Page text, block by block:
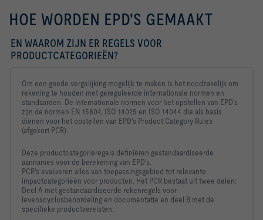
HOE WORDEN EPD'S GEMAAKT
EN WAAROM ZIJN ER REGELS VOOR
PRODUCTCATEGORIEËN?
Om een goede vergelijking mogelijk te maken is het noodzakelijk om
rekening te houden met gereguleerde internationale normen en
standaarden. De internationale normen voor het opstellen van EPD's
zijn de normen EN 15804, ISO 14025 en ISO 14044 die als basis
dienen voor het opstellen van EPD's Product Category Rules
(afgekort PCR).
Deze productcategorieregels definiëren gestandaardiseerde
aannames voor de berekening van EPD's.
PCR's evalueren alles van toepassingsgebied tot relevante
impactcategorieën voor producten. Het PCR bestaat uit twee delen:
Deel A met gestandaardiseerde rekenregels voor
levenscyclusbeoordeling en documentatie en deel B met de
specifieke productvereisten.